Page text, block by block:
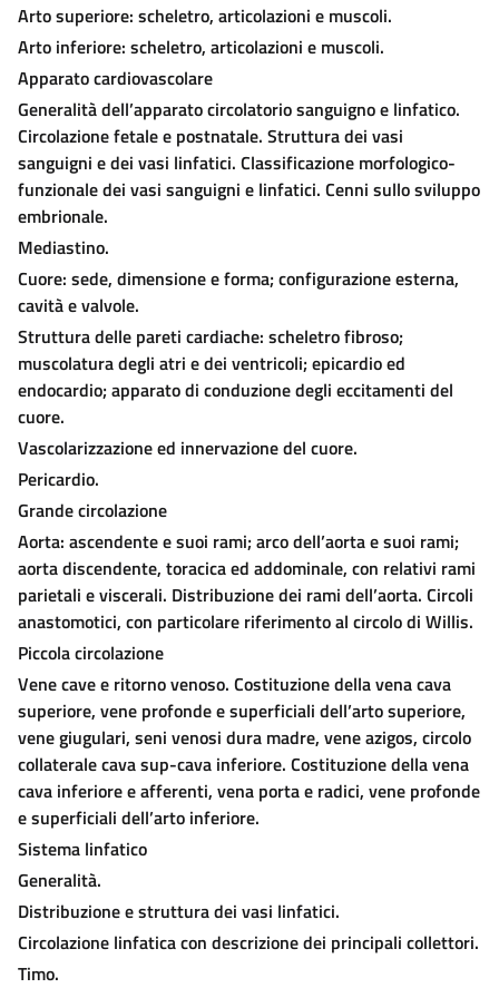
Arto superiore: scheletro, articolazioni e muscoli.
Arto inferiore: scheletro, articolazioni e muscoli.
Apparato cardiovascolare
Generalità dell’apparato circolatorio sanguigno e linfatico.
Circolazione fetale e postnatale. Struttura dei vasi
sanguigni e dei vasi linfatici. Classificazione morfologico-
funzionale dei vasi sanguigni e linfatici. Cenni sullo sviluppo
embrionale.
Mediastino.
Cuore: sede, dimensione e forma; configurazione esterna,
cavità e valvole.
Struttura delle pareti cardiache: scheletro fibroso;
muscolatura degli atri e dei ventricoli; epicardio ed
endocardio; apparato di conduzione degli eccitamenti del
cuore.
Vascolarizzazione ed innervazione del cuore.
Pericardio.
Grande circolazione
Aorta: ascendente e suoi rami; arco dell’aorta e suoi rami;
aorta discendente, toracica ed addominale, con relativi rami
parietali e viscerali. Distribuzione dei rami dell’aorta. Circoli
anastomotici, con particolare riferimento al circolo di Willis.
Piccola circolazione
Vene cave e ritorno venoso. Costituzione della vena cava
superiore, vene profonde e superficiali dell’arto superiore,
vene giugulari, seni venosi dura madre, vene azigos, circolo
collaterale cava sup-cava inferiore. Costituzione della vena
cava inferiore e afferenti, vena porta e radici, vene profonde
e superficiali dell’arto inferiore.
Sistema linfatico
Generalità.
Distribuzione e struttura dei vasi linfatici.
Circolazione linfatica con descrizione dei principali collettori.
Timo.